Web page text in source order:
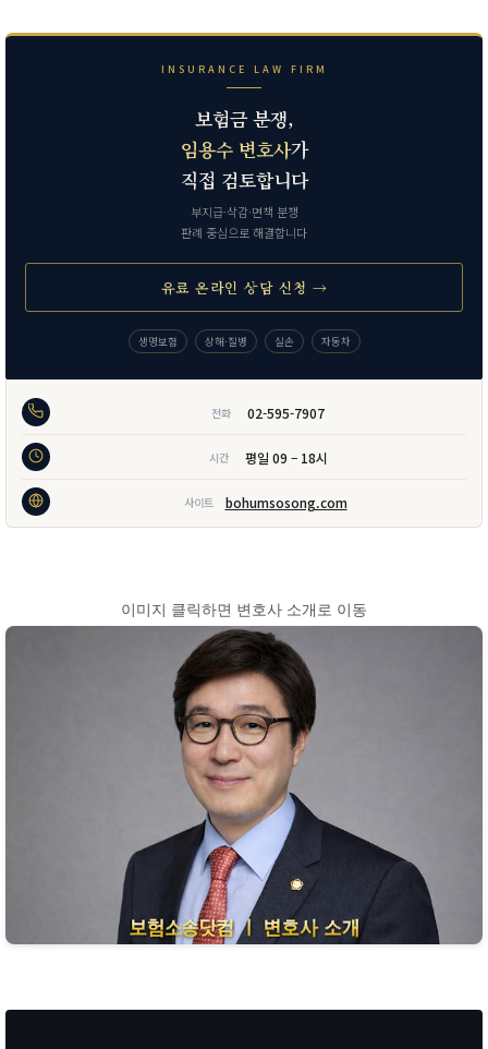
INSURANCE LAW FIRM
보험금 분쟁,
임용수 변호사가
직접 검토합니다
부지급·삭감·면책 분쟁
판례 중심으로 해결합니다
유료 온라인 상담 신청 →
생명보험 상해·질병 실손 자동차
전화 02-595-7907
시간 평일 09 – 18시
사이트 bohumsosong.com
이미지 클릭하면 변호사 소개로 이동